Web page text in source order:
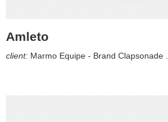
Amleto
client: Marmo Equipe - Brand Clapsonade .